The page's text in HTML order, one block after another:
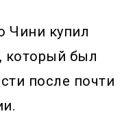
Чини купил
который был
после почти